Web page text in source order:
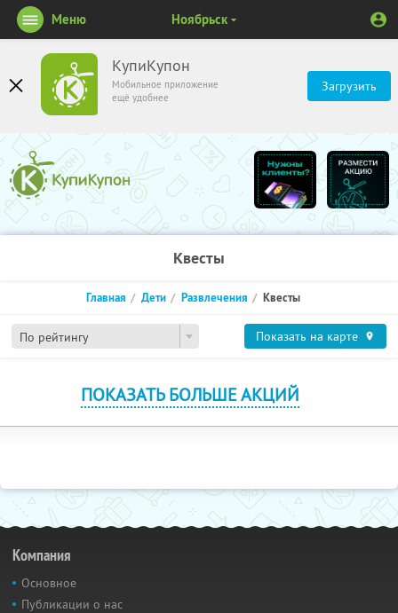
КупиКупон
Мобильное приложение
ещё удобнее
Загрузить
Меню Ноябрьск
Квесты
По рейтингу
Главная Дети Развлечения Квесты
Показать на карте
ПОКАЗАТЬ БОЛЬШЕ АКЦИЙ
Компания
Основное
Публикации о нас